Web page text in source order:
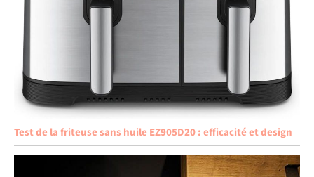
Test de la friteuse sans huile EZ905D20 : efficacité et design